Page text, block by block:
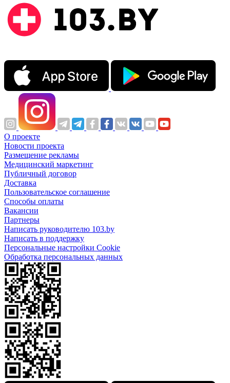
О проекте
Новости проекта
Размещение рекламы
Медицинский маркетинг
Публичный договор
Доставка
Пользовательское соглашение
Способы оплаты
Вакансии
Партнеры
Написать руководителю 103.by
Написать в поддержку
Персональные настройки Cookie
Обработка персональных данных